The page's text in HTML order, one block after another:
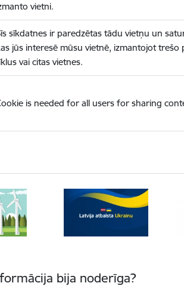
vietni.
sīkdatnes ir paredzētas tādu vietņu un
jūs interesē mūsu vietnē, izmantojot trešo
vai citas vietnes.
is needed for all users for sharing
bija noderīga?